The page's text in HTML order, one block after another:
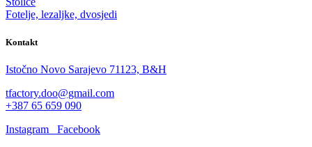
Fotelje, lezaljke, dvosjedi
Kontakt
Istočno Novo Sarajevo 71123, B&H
tfactory.doo@gmail.com
+387 65 659 090
Instagram Facebook